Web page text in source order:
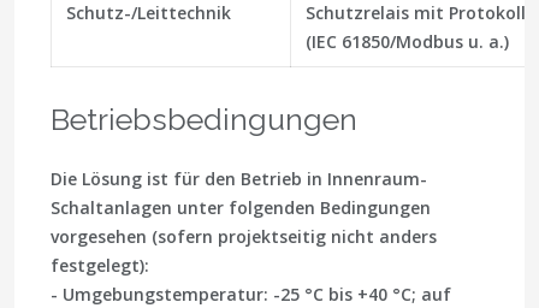
Schutz-/Leittechnik
Schutzrelais mit
(IEC 61850/Modbus u. a.)
Betriebsbedingungen
Die Lösung ist für den Betrieb in Innenraum-
Schaltanlagen unter folgenden Bedingungen
vorgesehen (sofern projektseitig nicht anders
festgelegt):
- Umgebungstemperatur: -25 °C bis +40 °C; auf